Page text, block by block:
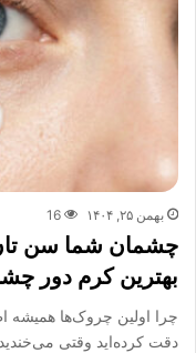
بهمن ۲۵, ۱۴۰۴ 16
چشمان شما سن تان
بهترین کرم دور
چرا اولین چروک‌ها همیشه
دقت کرده‌اید وقتی